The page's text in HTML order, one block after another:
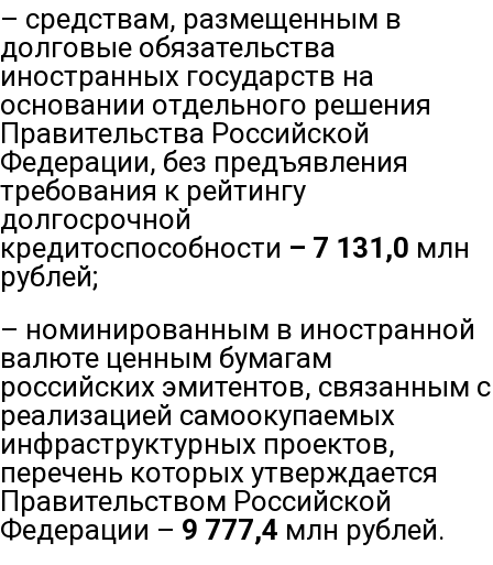
– средствам, размещенным в
долговые обязательства
иностранных государств на
основании отдельного решения
Правительства Российской
Федерации, без предъявления
требования к рейтингу
долгосрочной
кредитоспособности – 7 131,0 млн
рублей;
– номинированным в иностранной
валюте ценным бумагам
российских эмитентов, связанным с
реализацией самоокупаемых
инфраструктурных проектов,
перечень которых утверждается
Правительством Российской
Федерации – 9 777,4 млн рублей.